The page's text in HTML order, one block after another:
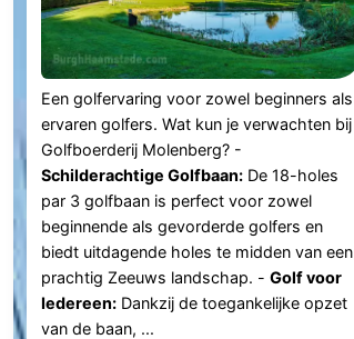
Een golfervaring voor zowel beginners als
ervaren golfers. Wat kun je verwachten bij
Golfboerderij Molenberg? -
Schilderachtige Golfbaan: De 18-holes
par 3 golfbaan is perfect voor zowel
beginnende als gevorderde golfers en
biedt uitdagende holes te midden van een
prachtig Zeeuws landschap. -Golf voor
Iedereen: Dankzij de toegankelijke opzet
van de baan, ...